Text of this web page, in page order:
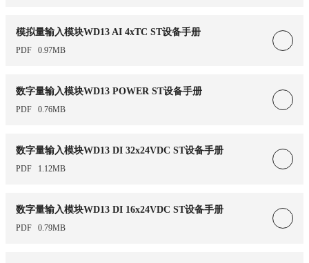
模拟量输入模块WD13 AI 4xTC ST设备手册
PDF 0.97MB
数字量输入模块WD13 POWER ST设备手册
PDF 0.76MB
数字量输入模块WD13 DI 32x24VDC ST设备手册
PDF 1.12MB
数字量输入模块WD13 DI 16x24VDC ST设备手册
PDF 0.79MB